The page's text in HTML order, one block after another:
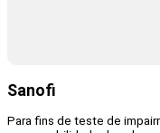
Sanofi
Para fins de teste de